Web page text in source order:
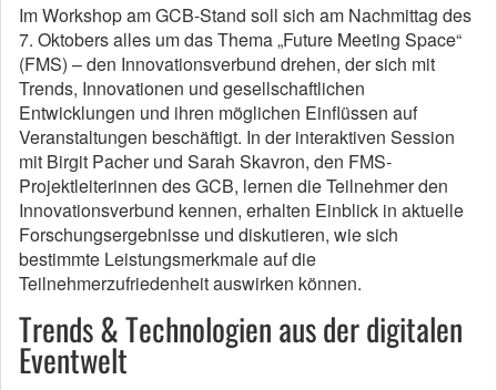
Im Workshop am GCB-Stand soll sich am Nachmittag des
7. Oktobers alles um das Thema „Future Meeting Space“
(FMS) – den Innovationsverbund drehen, der sich mit
Trends, Innovationen und gesellschaftlichen
Entwicklungen und ihren möglichen Einflüssen auf
Veranstaltungen beschäftigt. In der interaktiven Session
mit Birgit Pacher und Sarah Skavron, den FMS-
Projektleiterinnen des GCB, lernen die Teilnehmer den
Innovationsverbund kennen, erhalten Einblick in aktuelle
Forschungsergebnisse und diskutieren, wie sich
bestimmte Leistungsmerkmale auf die
Teilnehmerzufriedenheit auswirken können.
Trends & Technologien aus der digitalen
Eventwelt